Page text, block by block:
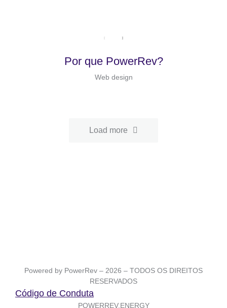
Por que PowerRev?
Web design
Load more
Powered by PowerRev – 2026 – TODOS OS DIREITOS
RESERVADOS
Código de Conduta
POWERREV.ENERGY